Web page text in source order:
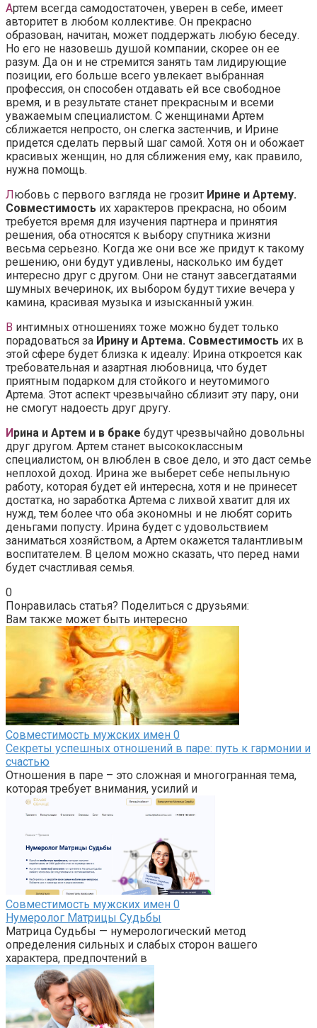
Артем всегда самодостаточен, уверен в себе, имеет
авторитет в любом коллективе. Он прекрасно
образован, начитан, может поддержать любую беседу.
Но его не назовешь душой компании, скорее он ее
разум. Да он и не стремится занять там лидирующие
позиции, его больше всего увлекает выбранная
профессия, он способен отдавать ей все свободное
время, и в результате станет прекрасным и всеми
уважаемым специалистом. С женщинами Артем
сближается непросто, он слегка застенчив, и Ирине
придется сделать первый шаг самой. Хотя он и обожает
красивых женщин, но для сближения ему, как правило,
нужна помощь.
Любовь с первого взгляда не грозит Ирине и Артему.
Совместимость их характеров прекрасна, но обоим
требуется время для изучения партнера и принятия
решения, оба относятся к выбору спутника жизни
весьма серьезно. Когда же они все же придут к такому
решению, они будут удивлены, насколько им будет
интересно друг с другом. Они не станут завсегдатаями
шумных вечеринок, их выбором будут тихие вечера у
камина, красивая музыка и изысканный ужин.
В интимных отношениях тоже можно будет только
порадоваться за Ирину и Артема. Совместимость их в
этой сфере будет близка к идеалу: Ирина откроется как
требовательная и азартная любовница, что будет
приятным подарком для стойкого и неутомимого
Артема. Этот аспект чрезвычайно сблизит эту пару, они
не смогут надоесть друг другу.
Ирина и Артем и в браке будут чрезвычайно довольны
друг другом. Артем станет высококлассным
специалистом, он влюблен в свое дело, и это даст семье
неплохой доход. Ирина же выберет себе непыльную
работу, которая будет ей интересна, хотя и не принесет
достатка, но заработка Артема с лихвой хватит для их
нужд, тем более что оба экономны и не любят сорить
деньгами попусту. Ирина будет с удовольствием
заниматься хозяйством, а Артем окажется талантливым
воспитателем. В целом можно сказать, что перед нами
будет счастливая семья.
0
Понравилась статья? Поделиться с друзьями:
Вам также может быть интересно
Совместимость мужских имен 0
Секреты успешных отношений в паре: путь к гармонии и
счастью
Отношения в паре – это сложная и многогранная тема,
которая требует внимания, усилий и
Совместимость мужских имен 0
Нумеролог Матрицы Судьбы
Матрица Судьбы — нумерологический метод
определения сильных и слабых сторон вашего
характера, предпочтений в